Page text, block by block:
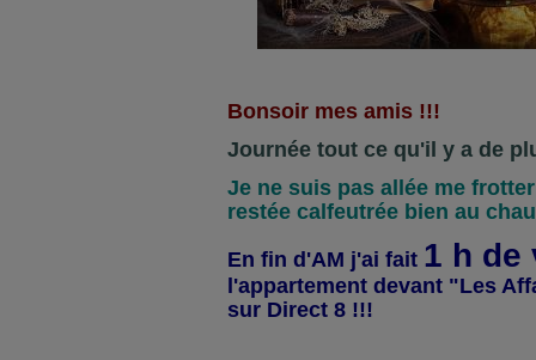
Bonsoir mes amis !!!
Journée tout ce qu'il y a de
Je ne suis pas allée me
restée calfeutrée bien au
En fin d'AM j'ai fait 1 h de
l'appartement devant "Les
sur Direct 8 !!!